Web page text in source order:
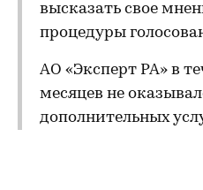
высказать свое
процедуры
АО «Эксперт РА» в
месяцев не
дополнительных